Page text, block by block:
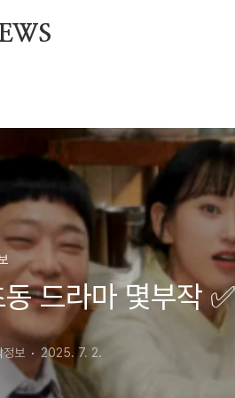
드라마 몇부작 ✅
정보 2025. 7. 2.